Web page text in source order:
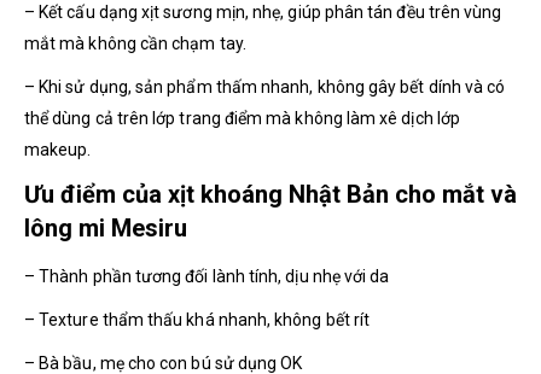
– Kết cấu dạng xịt sương mịn, nhẹ, giúp phân tán đều trên vùng
mắt mà không cần chạm tay.
– Khi sử dụng, sản phẩm thấm nhanh, không gây bết dính và có
thể dùng cả trên lớp trang điểm mà không làm xê dịch lớp
makeup.
Ưu điểm của xịt khoáng Nhật Bản cho mắt và
lông mi Mesiru
– Thành phần tương đối lành tính, dịu nhẹ với da
– Texture thẩm thấu khá nhanh, không bết rít
– Bà bầu, mẹ cho con bú sử dụng OK